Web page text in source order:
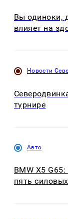
Вы одиноки,
влияет на
Новости
турнире
Авто
BMW X5
пять